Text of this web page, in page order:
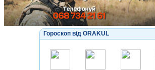
Гороскоп від ORAKUL